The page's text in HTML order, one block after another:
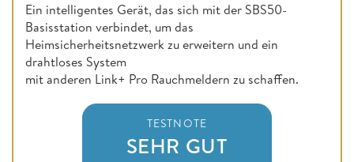
Ein intelligentes Gerät, das sich mit der SBS50-
Basisstation verbindet, um das
Heimsicherheitsnetzwerk zu erweitern und ein
drahtloses System
mit anderen Link+ Pro Rauchmeldern zu schaffen.
TESTNOTE
SEHR GUT